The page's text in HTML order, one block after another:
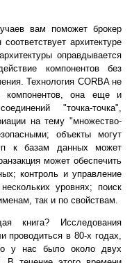
вам поможет брокер
архитектуре
оправдывается
компонентов без
Технология CORBA не
компонентов, она еще и
"точка-точка",
на тему "множество-
объекты могут
к базам данных может
может обеспечить
контроль и управление
уровнях; поиск
так и по свойствам.
книга? Исследования
проводиться в 80-х годах,
у нас было около двух